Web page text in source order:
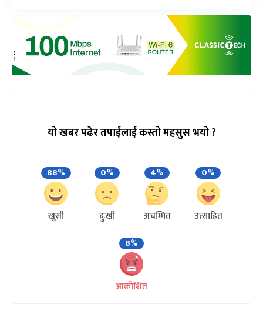
यो खबर पढेर तपाईलाई कस्तो महसुस भयो ?
88%
खुसी
0%
दुःखी
4%
अचम्मित
0%
उत्साहित
8%
आक्रोशित